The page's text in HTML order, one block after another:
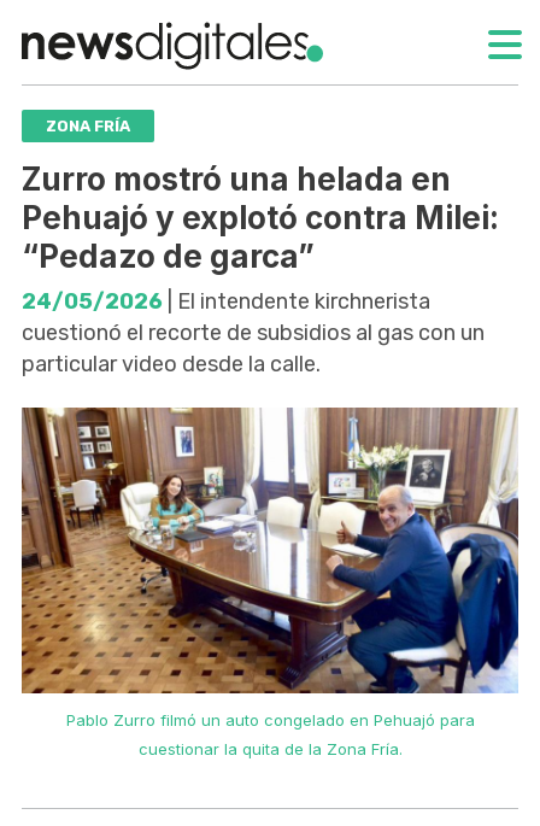
ZONA FRÍA
Zurro mostró una helada en
Pehuajó y explotó contra Milei:
“Pedazo de garca”
24/05/2026 | El intendente kirchnerista
cuestionó el recorte de subsidios al gas con un
particular video desde la calle.
Pablo Zurro filmó un auto congelado en Pehuajó para
cuestionar la quita de la Zona Fría.